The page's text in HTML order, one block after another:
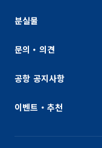
분실물
문의・의견
공항 공지사항
이벤트・추천